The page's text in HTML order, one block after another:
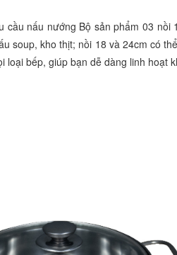
cầu nấu nướng Bộ sản phẩm 03
soup, kho thịt; nồi 18 và 24cm có
loại bếp, giúp bạn dễ dàng linh hoạt